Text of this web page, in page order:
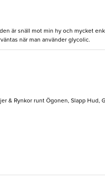
är snäll mot min hy och mycket
när man använder glycolic.
& Rynkor runt Ögonen, Slapp Hud,